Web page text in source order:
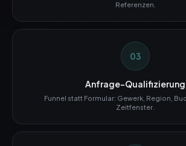
Referenzen.
03
Anfrage-Qualifizierung
Funnel statt Formular: Gewerk, Region,
Zeitfenster.